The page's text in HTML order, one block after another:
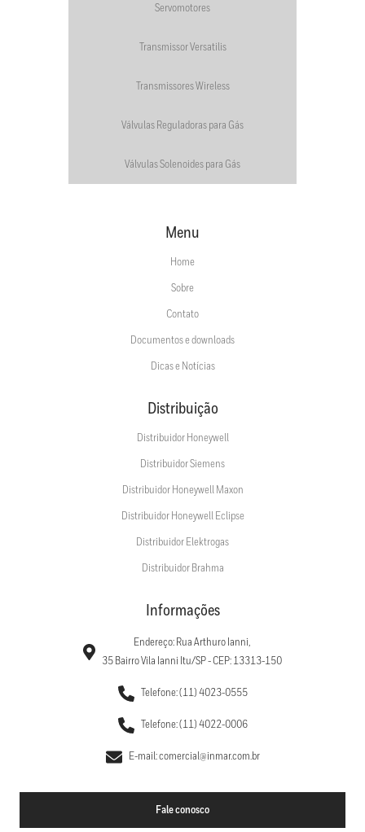
Servomotores
Transmissor Versatilis
Transmissores Wireless
Válvulas Reguladoras para Gás
Válvulas Solenoides para Gás
Menu
Home
Sobre
Contato
Documentos e downloads
Dicas e Notícias
Distribuição
Distribuidor Honeywell
Distribuidor Siemens
Distribuidor Honeywell Maxon
Distribuidor Honeywell Eclipse
Distribuidor Elektrogas
Distribuidor Brahma
Informações
Endereço: Rua Arthuro Ianni,
35 Bairro Vila Ianni Itu/SP - CEP: 13313-150
Telefone: (11) 4023-0555
Telefone: (11) 4022-0006
E-mail: comercial@inmar.com.br
Fale conosco